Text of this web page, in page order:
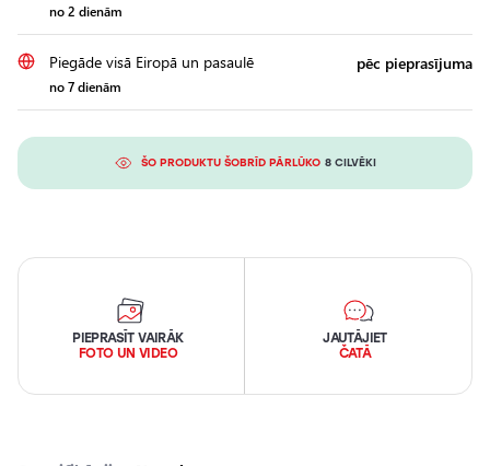
no 2 dienām
Piegāde visā Eiropā un pasaulē
no 7 dienām
pēc pieprasījuma
ŠO PRODUKTU ŠOBRĪD PĀRLŪKO 8 CILVĒKI
PIEPRASĪT VAIRĀK
FOTO UN VIDEO
JAUTĀJIET
ČATĀ